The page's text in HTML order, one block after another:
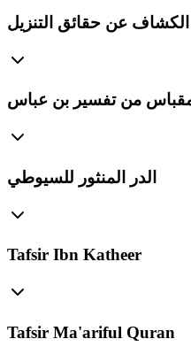
عن حقائق التنزيل
من تفسير بن عباس
الدر المنثور للسيوطي
Tafsir Ibn Katheer
Tafsir Ma'ariful Quran